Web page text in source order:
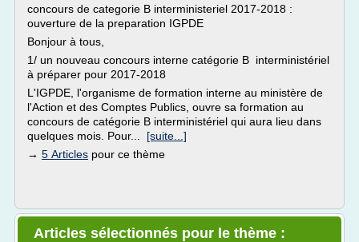
concours de categorie B interministeriel 2017-2018 :
ouverture de la preparation IGPDE
Bonjour à tous,
1/ un nouveau concours interne catégorie B interministériel
à préparer pour 2017-2018
L'IGPDE, l'organisme de formation interne au ministère de
l'Action et des Comptes Publics, ouvre sa formation au
concours de catégorie B interministériel qui aura lieu dans
quelques mois. Pour... [suite...]
→ 5 Articles pour ce thème
Articles sélectionnés pour le thème :